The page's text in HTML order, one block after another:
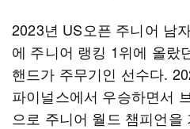
2023년 US오픈 주니어 남
에 주니어 랭킹 1위에 올랐
핸드가 주무기인 선수다.
파이널스에서 우승하면서
으로 주니어 월드 챔피언을